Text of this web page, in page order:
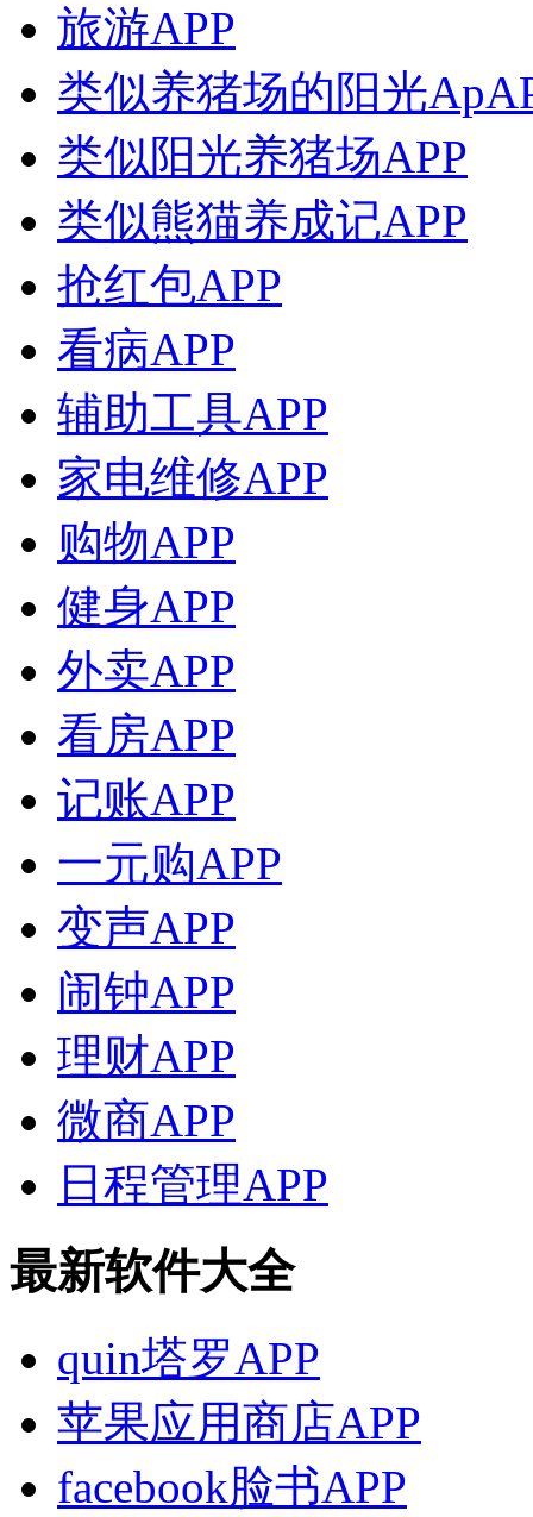
旅游APP
类似养猪场的阳光
类似阳光养猪场APP
类似熊猫养成记APP
抢红包APP
看病APP
辅助工具APP
家电维修APP
购物APP
健身APP
外卖APP
看房APP
记账APP
一元购APP
变声APP
闹钟APP
理财APP
微商APP
日程管理APP
最新软件大全
quin塔罗APP
苹果应用商店APP
facebook脸书APP